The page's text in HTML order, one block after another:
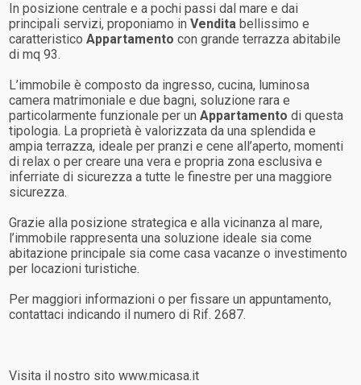
In posizione centrale e a pochi passi dal mare e dai
principali servizi, proponiamo inVendita bellissimo e
caratteristicoAppartamento con grande terrazza abitabile
di mq 93.
L’immobile è composto da ingresso, cucina, luminosa
camera matrimoniale e due bagni, soluzione rara e
particolarmente funzionale per unAppartamento di questa
tipologia. La proprietà è valorizzata da una splendida e
ampia terrazza, ideale per pranzi e cene all’aperto, momenti
di relax o per creare una vera e propria zona esclusiva e
inferriate di sicurezza a tutte le finestre per una maggiore
sicurezza.
Grazie alla posizione strategica e alla vicinanza al mare,
l’immobile rappresenta una soluzione ideale sia come
abitazione principale sia come casa vacanze o investimento
per locazioni turistiche.
Per maggiori informazioni o per fissare un appuntamento,
contattaci indicando il numero di Rif. 2687.
Visita il nostro sito www.micasa.it